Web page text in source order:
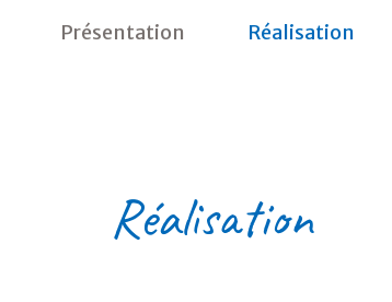
Présentation Réalisation
Réalisation